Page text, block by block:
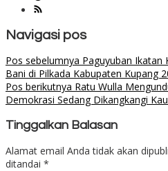
Navigasi pos
Pos sebelumnya Paguyuban Ikatan
Bani di Pilkada Kabupaten Kupang
Pos berikutnya Ratu Wulla
Demokrasi Sedang Dikangkangi
Tinggalkan Balasan
Alamat email Anda tidak akan
ditandai *